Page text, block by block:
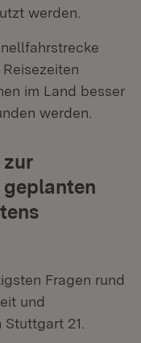
werden.
im Land besser
werden.
zur
Fragen rund
und
21.